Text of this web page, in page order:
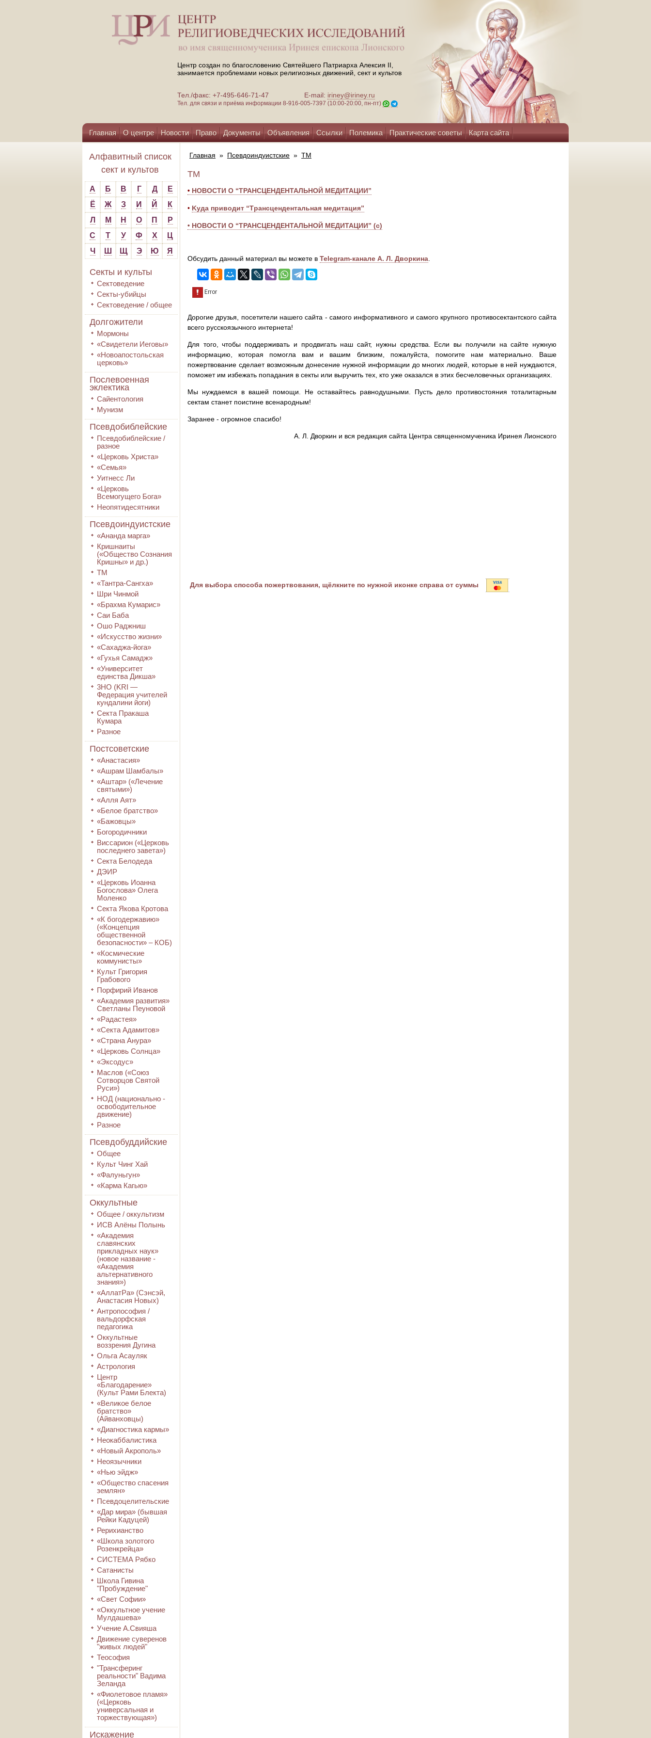
Центр создан по благословению Святейшего Патриарха Алексия II,
занимается проблемами новых религиозных движений, сект и культов
Тел./факс: +7-495-646-71-47 E-mail: iriney@iriney.ru
Тел. для связи и приёма информации 8-916-005-7397 (10:00-20:00, пн-пт)
Главная О центре Новости Право Документы Объявления Ссылки Полемика Практические советы Карта сайта
Помощь центру
Алфавитный список
сект и культов
А Б В Г Д
Е
Ё
Ж З И Й
К
Л
М Н О П
Р
С
Т У Ф Х
Ц
Ч
Ш Щ Э Ю Я
Секты и культы
Сектоведение
Секты-убийцы
Сектоведение / общее
Долгожители
Мормоны
«Свидетели Иеговы»
«Новоапостольская
церковь»
Послевоенная
эклектика
Сайентология
Мунизм
Псевдобиблейские
Псевдобиблейские /
разное
«Церковь Христа»
«Семья»
Уитнесс Ли
«Церковь
Всемогущего Бога»
Неопятидесятники
Псевдоиндуистские
«Ананда марга»
Кришнаиты
(«Общество Сознания
Кришны» и др.)
ТМ
«Тантра-Сангха»
Шри Чинмой
«Брахма Кумарис»
Саи Баба
Ошо Раджниш
«Искусство жизни»
«Сахаджа-йога»
«Гухья Самадж»
«Университет
единства Дикша»
3HO (KRI ―
Федерация учителей
кундалини йоги)
Секта Пракаша
Кумара
Разное
Постсоветские
«Анастасия»
«Ашрам Шамбалы»
«Аштар» («Лечение
святыми»)
«Алля Аят»
«Белое братство»
«Бажовцы»
Богородичники
Виссарион («Церковь
последнего завета»)
Секта Белодеда
ДЭИР
«Церковь Иоанна
Богослова» Олега
Моленко
Секта Якова Кротова
«К богодержавию»
(«Концепция
общественной
безопасности» – КОБ)
«Космические
коммунисты»
Культ Григория
Грабового
Порфирий Иванов
«Академия развития»
Светланы Пеуновой
«Радастея»
«Секта Адамитов»
«Страна Анура»
«Церковь Солнца»
«Эксодус»
Маслов («Союз
Сотворцов Святой
Руси»)
НОД (национально -
освободительное
движение)
Разное
Псевдобуддийские
Общее
Культ Чинг Хай
«Фалуньгун»
«Карма Кагью»
Оккультные
Общее / оккультизм
ИСВ Алёны Полынь
«Академия
славянских
прикладных наук»
(новое название -
«Академия
альтернативного
знания»)
«АллатРа» (Сэнсэй,
Анастасия Новых)
Антропософия /
вальдорфская
педагогика
Оккультные
воззрения Дугина
Ольга Асауляк
Астрология
Центр
«Благодарение»
(Культ Рами Блекта)
«Великое белое
братство»
(Айванховцы)
«Диагностика кармы»
Неокаббалистика
«Новый Акрополь»
Неоязычники
«Нью эйдж»
«Общество спасения
землян»
Псевдоцелительские
«Дар мира» (бывшая
Рейки Кадуцей)
Рерихианство
«Школа золотого
Розенкрейца»
СИСТЕМА Рябко
Сатанисты
Школа Гивина
"Пробуждение"
«Свет Софии»
«Оккультное учение
Мулдашева»
Учение А.Свияша
Движение суверенов
"живых людей"
Теософия
"Трансферинг
реальности" Вадима
Зеланда
«Фиолетовое пламя»
(«Церковь
универсальная и
торжествующая»)
Искажение
Главная » Псевдоиндуистские » ТМ
ТМ
• НОВОСТИ О “ТРАНСЦЕНДЕНТАЛЬНОЙ МЕДИТАЦИИ”
• Kуда приводит “Tрансцендентальная медитация”
• НОВОСТИ О “ТРАНСЦЕНДЕНТАЛЬНОЙ МЕДИТАЦИИ” (с)
Обсудить данный материал вы можете в Telegram-канале А. Л. Дворкина
Дорогие друзья, посетители нашего сайта - самого информативного и самого крупного противосектантского сайта
всего русскоязычного интернета!
Для того, чтобы поддерживать и продвигать наш сайт, нужны средства. Если вы получили на сайте нужную
информацию, которая помогла вам и вашим близким, пожалуйста, помогите нам материально. Ваше
пожертвование сделает возможным донесение нужной информации до многих людей, которые в ней нуждаются,
поможет им избежать попадания в секты или выручить тех, кто уже оказался в этих бесчеловечных организациях.
Мы нуждаемся в вашей помощи. Не оставайтесь равнодушными. Пусть дело противостояния тоталитарным
сектам станет поистине всенародным!
Заранее - огромное спасибо!
А. Л. Дворкин и вся редакция сайта Центра священномученика Иринея Лионского
Для выбора способа пожертвования, щёлкните по нужной иконке справа от суммы